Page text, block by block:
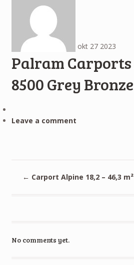
okt 27 2023
Palram Carports
8500 Grey
Leave a comment
← Carport Alpine 18,2 – 46,3
No comments yet.